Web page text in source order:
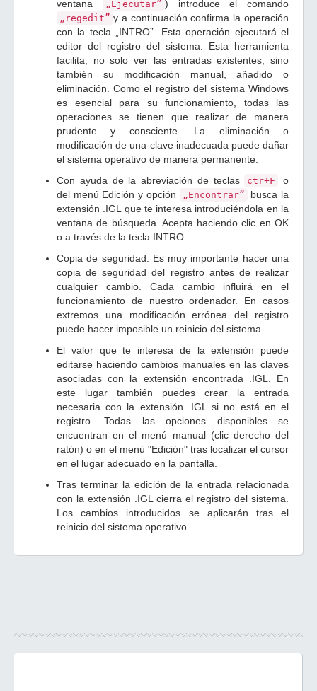
ventana „Ejecutar” ) introduce el comando
„regedit” y a continuación confirma la operación
con la tecla „INTRO”. Esta operación ejecutará el
editor del registro del sistema. Esta herramienta
facilita, no solo ver las entradas existentes, sino
también su modificación manual, añadido o
eliminación. Como el registro del sistema Windows
es esencial para su funcionamiento, todas las
operaciones se tienen que realizar de manera
prudente y consciente. La eliminación o
modificación de una clave inadecuada puede dañar
el sistema operativo de manera permanente.
Con ayuda de la abreviación de teclas
ctr+F
o
del menú Edición y opción
„Encontrar”
busca la
extensión .IGL que te interesa introduciéndola en la
ventana de búsqueda. Acepta haciendo clic en OK
o a través de la tecla INTRO.
Copia de seguridad. Es muy importante hacer una
copia de seguridad del registro antes de realizar
cualquier cambio. Cada cambio influirá en el
funcionamiento de nuestro ordenador. En casos
extremos una modificación errónea del registro
puede hacer imposible un reinicio del sistema.
El valor que te interesa de la extensión puede
editarse haciendo cambios manuales en las claves
asociadas con la extensión encontrada .IGL. En
este lugar también puedes crear la entrada
necesaria con la extensión .IGL si no está en el
registro. Todas las opciones disponibles se
encuentran en el menú manual (clic derecho del
ratón) o en el menú "Edición" tras localizar el cursor
en el lugar adecuado en la pantalla.
Tras terminar la edición de la entrada relacionada
con la extensión .IGL cierra el registro del sistema.
Los cambios introducidos se aplicarán tras el
reinicio del sistema operativo.